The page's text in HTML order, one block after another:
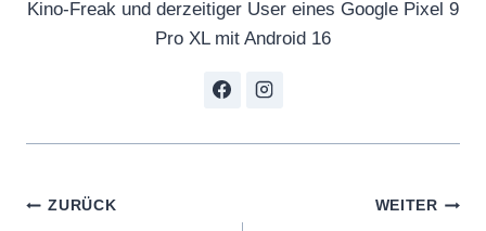
r
Kino-Freak und derzeitiger User eines Google Pixel 9
Pro XL mit Android 16
Beitragsnavigation
ZURÜCK WEITER